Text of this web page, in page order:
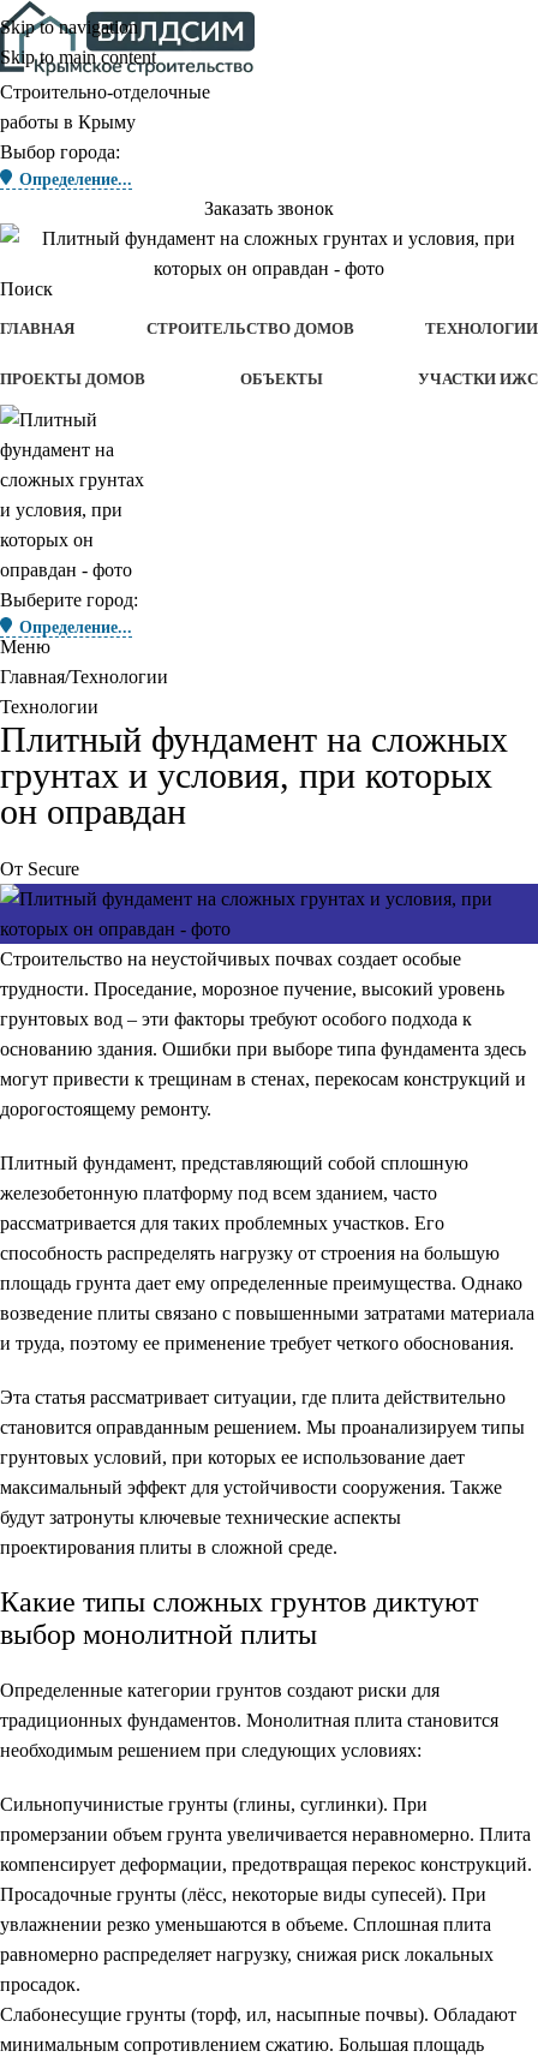
Skip to navigation
Skip to main content
Строительно-отделочные
работы в Крыму
Выбор города:
Определение...
Заказать звонок
Поиск
ГЛАВНАЯ СТРОИТЕЛЬСТВО ДОМОВ ТЕХНОЛОГИИ
ПРОЕКТЫ ДОМОВ ОБЪЕКТЫ УЧАСТКИ ИЖС
Выберите город:
Определение...
Меню
Главная Технологии
Технологии
Плитный фундамент на сложных
грунтах и условия, при которых
он оправдан
От Secure
Строительство на неустойчивых почвах создает особые
трудности. Проседание, морозное пучение, высокий уровень
грунтовых вод – эти факторы требуют особого подхода к
основанию здания. Ошибки при выборе типа фундамента здесь
могут привести к трещинам в стенах, перекосам конструкций и
дорогостоящему ремонту.
Плитный фундамент, представляющий собой сплошную
железобетонную платформу под всем зданием, часто
рассматривается для таких проблемных участков. Его
способность распределять нагрузку от строения на большую
площадь грунта дает ему определенные преимущества. Однако
возведение плиты связано с повышенными затратами материала
и труда, поэтому ее применение требует четкого обоснования.
Эта статья рассматривает ситуации, где плита действительно
становится оправданным решением. Мы проанализируем типы
грунтовых условий, при которых ее использование дает
максимальный эффект для устойчивости сооружения. Также
будут затронуты ключевые технические аспекты
проектирования плиты в сложной среде.
Какие типы сложных грунтов диктуют
выбор монолитной плиты
Определенные категории грунтов создают риски для
традиционных фундаментов. Монолитная плита становится
необходимым решением при следующих условиях:
Сильнопучинистые грунты (глины, суглинки). При
промерзании объем грунта увеличивается неравномерно. Плита
компенсирует деформации, предотвращая перекос конструкций.
Просадочные грунты (лёсс, некоторые виды супесей). При
увлажнении резко уменьшаются в объеме. Сплошная плита
равномерно распределяет нагрузку, снижая риск локальных
просадок.
Слабонесущие грунты (торф, ил, насыпные почвы). Обладают
минимальным сопротивлением сжатию. Большая площадь